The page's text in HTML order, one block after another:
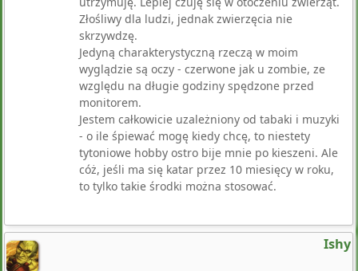
Złośliwy dla ludzi, jednak zwierzęcia nie
skrzywdzę.
Jedyną charakterystyczną rzeczą w moim
wyglądzie są oczy - czerwone jak u zombie, ze
względu na długie godziny spędzone przed
monitorem.
Jestem całkowicie uzależniony od tabaki i muzyki
- o ile śpiewać mogę kiedy chcę, to niestety
tytoniowe hobby ostro bije mnie po kieszeni. Ale
cóż, jeśli ma się katar przez 10 miesięcy w roku,
to tylko takie środki można stosować.
Ishy